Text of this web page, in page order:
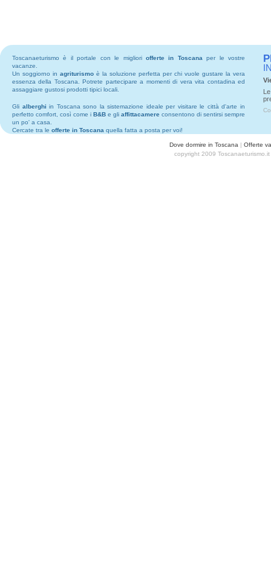
Toscanaeturismo è il portale con le migliori offerte in Toscana per le vostre
vacanze.
Un soggiorno in agriturismo è la soluzione perfetta per chi vuole gustare la vera
essenza della Toscana. Potrete partecipare a momenti di vera vita contadina ed
assaggiare gustosi prodotti tipici locali.
Gli alberghi in Toscana sono la sistemazione ideale per visitare le città d'arte in
perfetto comfort, così come i B&B e gli affittacamere consentono di sentirsi sempre
un po' a casa.
Cercate tra le offerte in Toscana quella fatta a posta per voi!
Dove dormire in Toscana | Offerte
copyright 2009